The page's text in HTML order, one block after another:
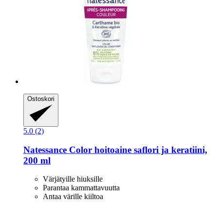
Ostoskori
5.0 (2)
Natessance Color hoitoaine saflori ja keratiini,
200 ml
Värjätyille hiuksille
Parantaa kammattavuutta
Antaa värille kiiltoa